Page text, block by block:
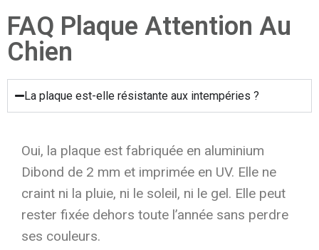
FAQ Plaque Attention Au
Chien
La plaque est-elle résistante aux intempéries ?
Oui, la plaque est fabriquée en aluminium
Dibond de 2 mm et imprimée en UV. Elle ne
craint ni la pluie, ni le soleil, ni le gel. Elle peut
rester fixée dehors toute l’année sans perdre
ses couleurs.